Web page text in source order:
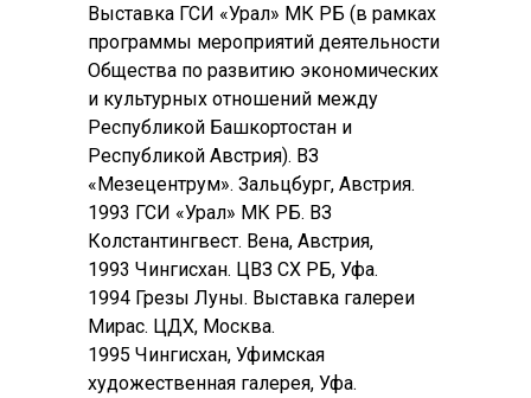
Выставка ГСИ «Урал» МК РБ (в рамках
программы мероприятий деятельности
Общества по развитию экономических
и культурных отношений между
Республикой Башкортостан и
Республикой Австрия). ВЗ
«Мезецентрум». Зальцбург, Австрия.
1993 ГСИ «Урал» МК РБ. ВЗ
Колстантингвест. Вена, Австрия,
1993 Чингисхан. ЦВЗ СХ РБ, Уфа.
1994 Грезы Луны. Выставка галереи
Мирас. ЦДХ, Москва.
1995 Чингисхан, Уфимская
художественная галерея, Уфа.